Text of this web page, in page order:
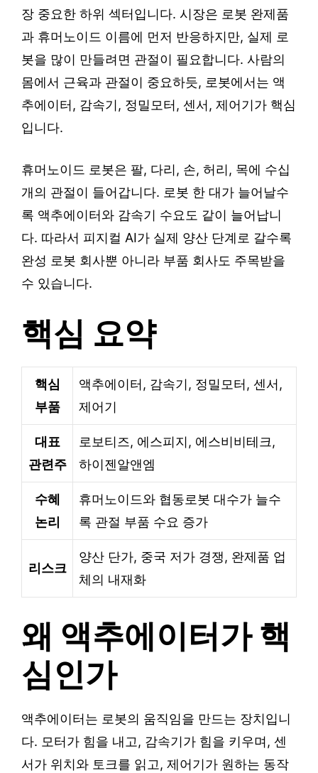
장 중요한 하위 섹터입니다. 시장은 로봇 완제품
과 휴머노이드 이름에 먼저 반응하지만, 실제 로
봇을 많이 만들려면 관절이 필요합니다. 사람의
몸에서 근육과 관절이 중요하듯, 로봇에서는 액
추에이터, 감속기, 정밀모터, 센서, 제어기가 핵심
입니다.
휴머노이드 로봇은 팔, 다리, 손, 허리, 목에 수십
개의 관절이 들어갑니다. 로봇 한 대가 늘어날수
록 액추에이터와 감속기 수요도 같이 늘어납니
다. 따라서 피지컬 AI가 실제 양산 단계로 갈수록
완성 로봇 회사뿐 아니라 부품 회사도 주목받을
수 있습니다.
핵심 요약
핵심
부품
액추에이터, 감속기, 정밀모터, 센서,
제어기
대표
관련주
로보티즈, 에스피지, 에스비비테크,
하이젠알앤엠
수혜
논리
휴머노이드와 협동로봇 대수가 늘수
록 관절 부품 수요 증가
리스크
양산 단가, 중국 저가 경쟁, 완제품 업
체의 내재화
왜 액추에이터가 핵
심인가
액추에이터는 로봇의 움직임을 만드는 장치입니
다. 모터가 힘을 내고, 감속기가 힘을 키우며, 센
서가 위치와 토크를 읽고, 제어기가 원하는 동작